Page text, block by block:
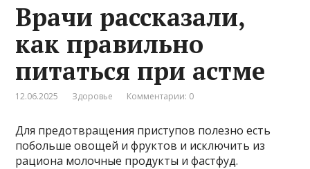
Врачи рассказали,
как правильно
питаться при астме
12.06.2025 Здоровье Комментарии: 0
Для предотвращения приступов полезно есть
побольше овощей и фруктов и исключить из
рациона молочные продукты и фастфуд.